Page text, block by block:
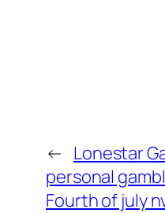
← Lonestar
personal
Fourth of july